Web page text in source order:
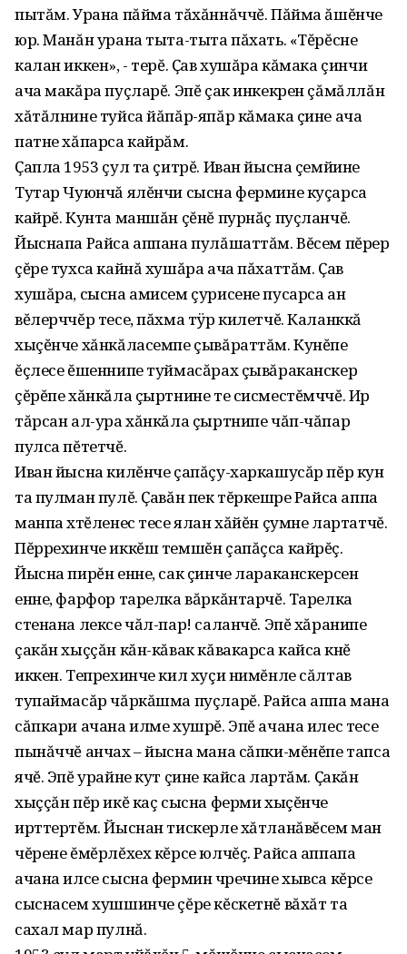
пытăм. Урана пăйма тăхăннăччĕ. Пăйма ăшĕнче
юр. Манăн урана тыта-тыта пăхать. «Тĕрĕсне
калан иккен», - терĕ. Ҫав хушăра кăмака çинчи
ача макăра пуçларĕ. Эпĕ çак инкекрен çăмăллăн
хăтăлнине туйса йăпăр-япăр кăмака çине ача
патне хăпарса кайрăм.
Ҫапла 1953 çул та çитрĕ. Иван йысна çемйине
Тутар Чуюнчă ялĕнчи сысна фермине куçарса
кайрĕ. Кунта маншăн çĕнĕ пурнăç пуçланчĕ.
Йыснапа Райса аппана пулăшаттăм. Вĕсем пĕрер
çĕре тухса кайнă хушăра ача пăхаттăм. Ҫав
хушăра, сысна амисем çурисене пусарса ан
вĕлерччĕр тесе, пăхма тÿр килетчĕ. Каланккă
хыçĕнче хăнкăласемпе çывăраттăм. Кунĕпе
ĕçлесе ĕшеннипе туймасăрах çывăраканскер
çĕрĕпе хăнкăла çыртнине те сисместĕмччĕ. Ир
тăрсан ал-ура хăнкăла çыртнипе чăп-чăпар
пулса пĕтетчĕ.
Иван йысна килĕнче çапăçу-харкашусăр пĕр кун
та пулман пулĕ. Ҫавăн пек тĕркешӱре Райса аппа
манпа хӱтĕленес тесе ялан хăйĕн çумне лартатчĕ.
Пĕррехинче иккĕш темшĕн çапăçса кайрĕç.
Йысна пирĕн енне, сак çинче лараканскерсен
енне, фарфор тарелка вăркăнтарчĕ. Тарелка
стенана лексе чăл-пар! саланчĕ. Эпĕ хăранипе
çакăн хыççăн кăн-кăвак кăвакарса кайса ӱкнĕ
иккен. Тепрехинче кил хуçи нимĕнле сăлтав
тупаймасăр чăркăшма пуçларĕ. Райса аппа мана
сăпкари ачана илме хушрĕ. Эпĕ ачана илес тесе
пынăччĕ анчах – йысна мана сăпки-мĕнĕпе тапса
ячĕ. Эпĕ урайне кут çине кайса лартăм. Ҫакăн
хыççăн пĕр икĕ каç сысна ферми хыçĕнче
ирттертĕм. Йыснан тискерле хăтланăвĕсем ман
чĕрене ĕмĕрлĕхех кĕрсе юлчĕç. Райса аппапа
ачана илсе сысна фермин чӱречине хывса кĕрсе
сыснасем хушшинче çĕре кĕскетнĕ вăхăт та
сахал мар пулнă.